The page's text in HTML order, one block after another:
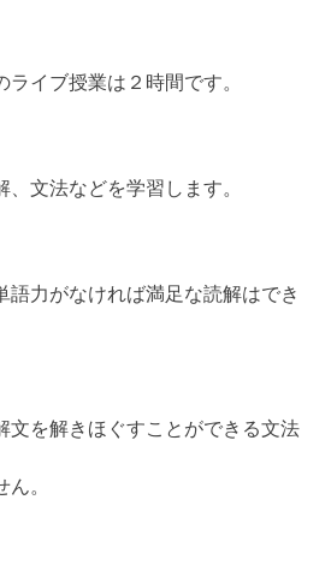
ライブ授業は２時間です。
文法などを学習します。
語力がなければ満足な読解はでき
文を解きほぐすことができる文法
ん。